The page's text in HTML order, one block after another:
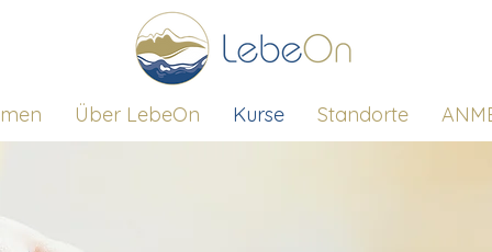
Über LebeOn Kurse Standorte